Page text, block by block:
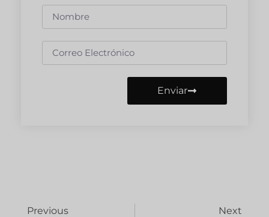
Enviar
Previous Next